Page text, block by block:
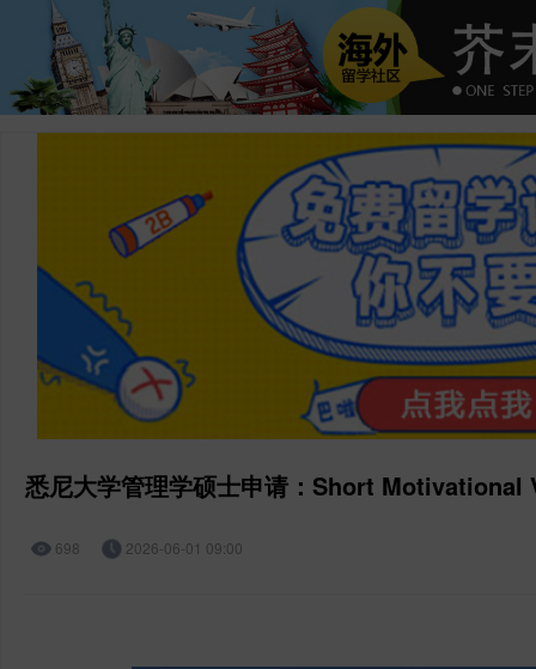
悉尼大学管理学硕士申请：Short Motivational
698 2026-06-01 09:00